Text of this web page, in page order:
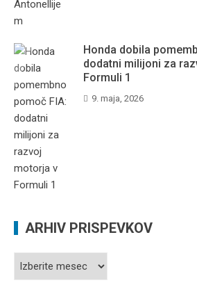
Honda dobila
dodatni milijoni za
Formuli 1
9. maja, 2026
ARHIV PRISPEVKOV
Arhiv